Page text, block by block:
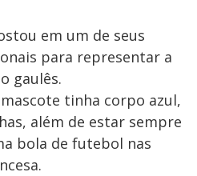
em um de seus
para representar a
gaulês.
tinha corpo azul,
além de estar sempre
bola de futebol nas